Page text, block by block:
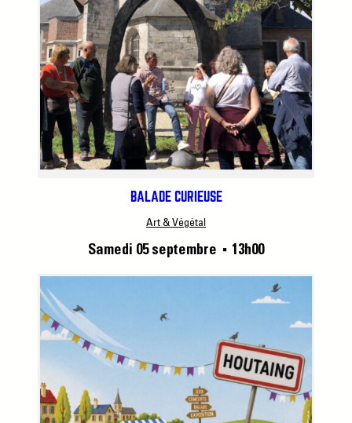
BALADE CURIEUSE
Art & Végétal
Samedi 05 septembre ■ 13h00